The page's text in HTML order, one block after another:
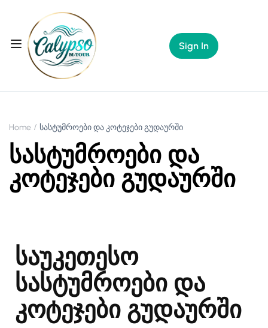
Sign In
Home სასტუმროები და კოტეჯები გუდაურში
სასტუმროები და
კოტეჯები გუდაურში
საუკეთესო
სასტუმროები და
კოტეჯები გუდაურში